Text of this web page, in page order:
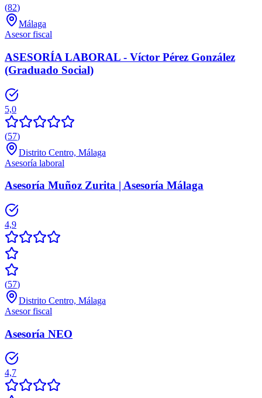
(82)
Málaga
Asesor fiscal
ASESORÍA LABORAL - Víctor Pérez González
(Graduado Social)
5,0
(57)
Distrito Centro, Málaga
Asesoría laboral
Asesoría Muñoz Zurita | Asesoría Málaga
4,9
(57)
Distrito Centro, Málaga
Asesor fiscal
Asesoría NEO
4,7